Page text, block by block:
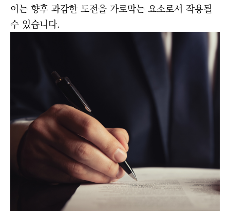
이는 향후 과감한 도전을 가로막는 요소로서 작용될
수 있습니다.